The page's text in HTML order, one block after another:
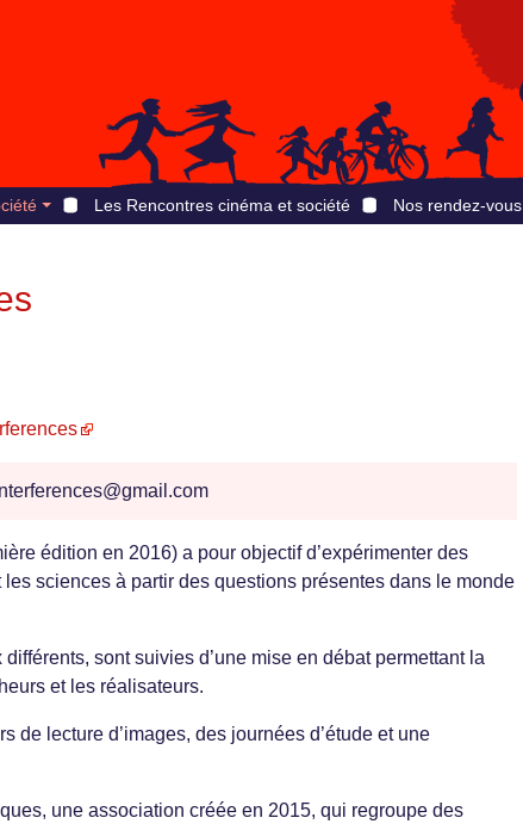
Les Rencontres cinéma et société Nos rendez-vous
édition en 2016) a pour objectif d’expérimenter des
sciences à partir des questions présentes dans le monde
sont suivies d’une mise en débat permettant la
et les réalisateurs.
de lecture d’images, des journées d’étude et une
une association créée en 2015, qui regroupe des